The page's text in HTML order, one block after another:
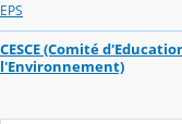
EPS
CESCE (Comité
l'Environnement)